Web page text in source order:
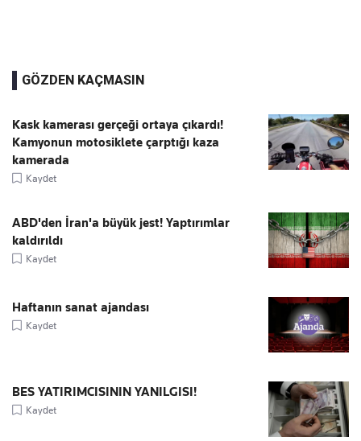
GÖZDEN KAÇMASIN
Kask kamerası gerçeği ortaya çıkardı!
Kamyonun motosiklete çarptığı kaza
kamerada
Kaydet
ABD'den İran'a büyük jest! Yaptırımlar
kaldırıldı
Kaydet
Haftanın sanat ajandası
Kaydet
BES YATIRIMCISININ YANILGISI!
Kaydet